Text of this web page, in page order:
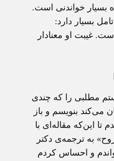
بسیار خواندنی است.
بسیار دارد:
غیبت او معنادار
مطلبی را که چندی
می‌کند بنویسم و باز
این‌که مقاله‌ای با
به ترجمه‌ی دکتر
و احساس کردم